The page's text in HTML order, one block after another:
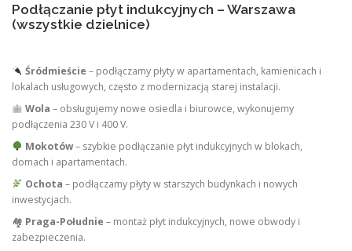
Podłączanie płyt indukcyjnych – Warszawa
(wszystkie dzielnice)
Śródmieście – podłączamy płyty w apartamentach, kamienicach i
lokalach usługowych, często z modernizacją starej instalacji.
Wola – obsługujemy nowe osiedla i biurowce, wykonujemy
podłączenia 230 V i 400 V.
Mokotów– szybkie podłączanie płyt indukcyjnych w blokach,
domach i apartamentach.
Ochota – podłączamy płyty w starszych budynkach i nowych
inwestycjach.
🏘 Praga-Południe – montaż płyt indukcyjnych, nowe obwody i
zabezpieczenia.